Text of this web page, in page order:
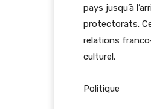
pays jusqu’à
protectorats.
relations
culturel.
Politique